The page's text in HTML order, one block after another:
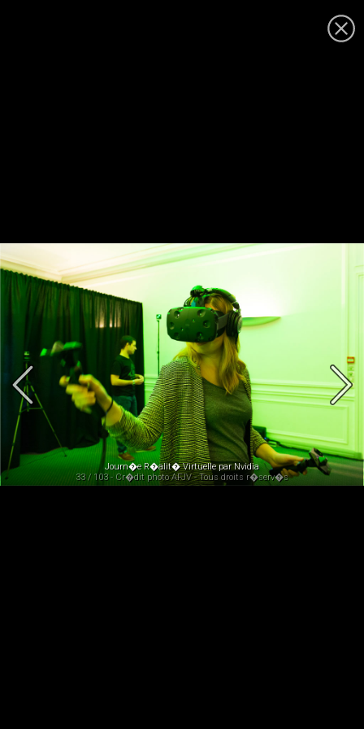
Journ�e R�alit� Virtuelle par Nvidia
33 / 103 - Cr�dit photo AFJV - Tous droits r�serv�s